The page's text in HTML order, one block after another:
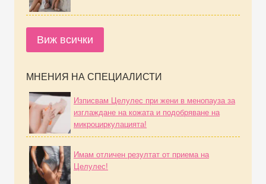
Виж всички
МНЕНИЯ НА СПЕЦИАЛИСТИ
Изписвам Целулес при жени в менопауза за
изглаждане на кожата и подобряване на
микроциркулацията!
Имам отличен резултат от приема на
Целулес!